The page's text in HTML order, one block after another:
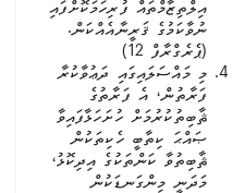
އިލްތިޒާމްތައް ފުރިހަމަކޮށްފައި
ނުވާކަމުގެ ޤަރީނާއެއްކަން.
(ޕެރެގްރާފް 12)
މި މައްސަލައިގައި ދަޢުވާކުރާ
ފަރާތުން، އެ ފަރާތުގެ
ޘާބިތުކުރުމަށް ހުށަހަޅާފައިވާ
ޞައްޙަ ކިތާބީ ހެކިތަކުން
ޘާބިތުވާ ކަންތަކުގެ އިދިކޮޅު،
މަދަނީ މިންގަނޑަކުން